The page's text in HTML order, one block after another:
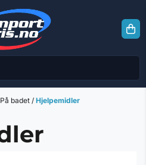
På badet / Hjelpemidler